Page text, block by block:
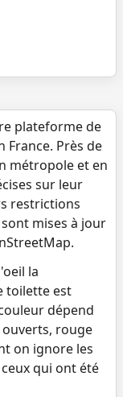
plateforme de
France. Près de
métropole et en
sur leur
restrictions
sont mises à jour
la
toilette est
dépend
rouge
on ignore les
qui ont été